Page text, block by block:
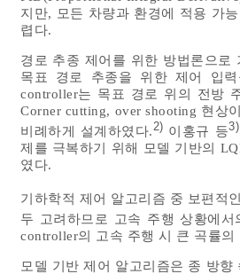
지만, 모든 차량과 환경에 적용 가
렵다.
경로 추종 제어를 위한 방법론으로
목표 경로 추종을 위한 제어 입
controller는 목표 경로 위의 전방
Corner cutting, over shooting 현상
비례하게 설계하였다. 2) 이홍규 등3)
제를 극복하기 위해 모델 기반의
였다.
기하학적 제어 알고리즘 중 보편적
두 고려하므로 고속 주행 상황에
controller의 고속 주행 시 큰 곡률
모델 기반 제어 알고리즘은 종 방